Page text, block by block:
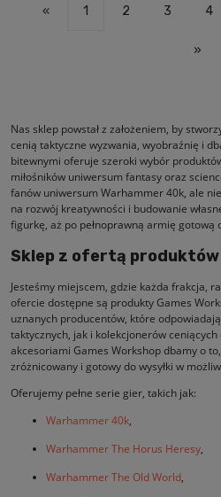
« 1 2 3 4
»
Nas sklep powstał z założeniem, by
cenią taktyczne wyzwania, wyobraźnię i
bitewnymi oferuje szeroki wybór
miłośników uniwersum fantasy oraz
fanów uniwersum Warhammer 40k, ale
na rozwój kreatywności i budowanie
figurkę, aż po pełnoprawną armię gotową
Sklep z ofertą produktów
Jesteśmy miejscem, gdzie każda frakcja,
ofercie dostępne są produkty Games
uznanych producentów, które
taktycznych, jak i kolekcjonerów ceniących
akcesoriami Games Workshop dbamy o
zróżnicowany i gotowy do wysyłki w
Oferujemy pełne serie gier, takich jak:
Warhammer 40k,
Warhammer The Horus Heresy,
Warhammer The Old World,